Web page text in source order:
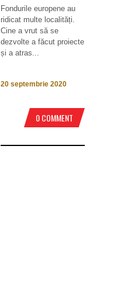
Fondurile europene au
ridicat multe localități.
Cine a vrut să se
dezvolte a făcut proiecte
și a atras...
20 septembrie 2020
0 COMMENT